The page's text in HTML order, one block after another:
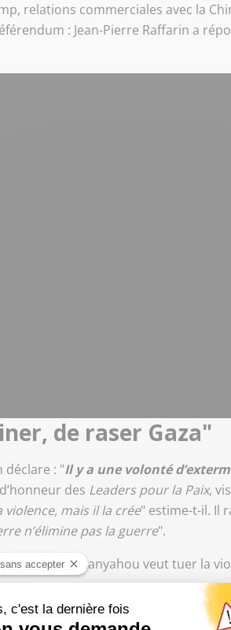
relations commerciales avec la
: Jean-Pierre Raffarin a
de raser Gaza"
déclare : "Il y a une volonté
des Leaders pour la Paix,
mais il la crée" estime-t-il. Il
n’élimine pas la guerre".
Gaza. Netanyahou veut tuer la